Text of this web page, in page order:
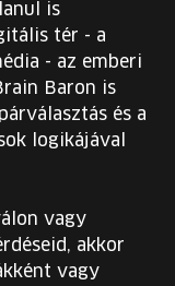
is
tér - a
- az emberi
Baron is
és a
logikájával
vagy
akkor
vagy